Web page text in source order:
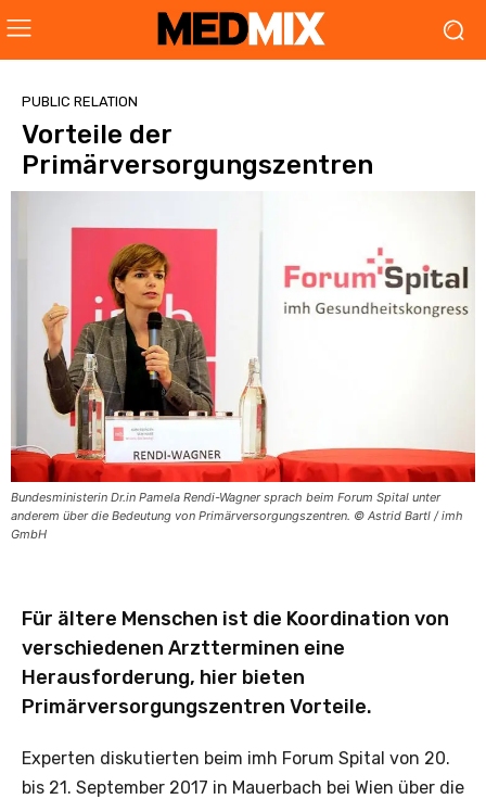
PUBLIC RELATION
Vorteile der
Primärversorgungszentren
Bundesministerin Dr.in Pamela Rendi-Wagner sprach beim Forum Spital unter
anderem über die Bedeutung von Primärversorgungszentren. © Astrid Bartl / imh
GmbH
Für ältere Menschen ist die Koordination von
verschiedenen Arztterminen eine
Herausforderung, hier bieten
Primärversorgungszentren Vorteile.
Experten diskutierten beim imh Forum Spital von 20.
bis 21. September 2017 in Mauerbach bei Wien über die